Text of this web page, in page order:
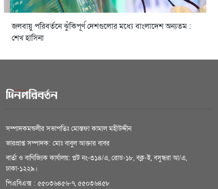
জলবায়ু পরিবর্তনে ঝুঁকিপূর্ণ দেশগুলোর মধ্যে বাংলাদেশ অন্যতম :
শেখ হাসিনা
সম্পাদকমন্ডলীর সভাপতিঃ মোস্তফা কামাল মহীউদ্দীন
ভারপ্রাপ্ত সম্পাদক: মোঃ বাবুল আক্তার বাবর
বার্তা ও বাণিজ্যিক কার্যালয়: প্লট নং-৩১৪/এ, রোড-১৮, বক্ল-ই, বসুন্ধরা আ/এ,
ঢাকা-১২২৯।
পিএবিএক্স : ৫৫০৩৬৪৫৬-৭, ৫৫০৩৬৪৫৮